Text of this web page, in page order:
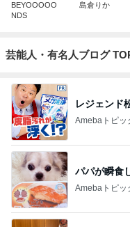
BEYOOOOO
NDS
島倉りか
芸能人・有名人ブログ
レジェンド
Amebaトピッ
パパが瞬食
Amebaトピッ